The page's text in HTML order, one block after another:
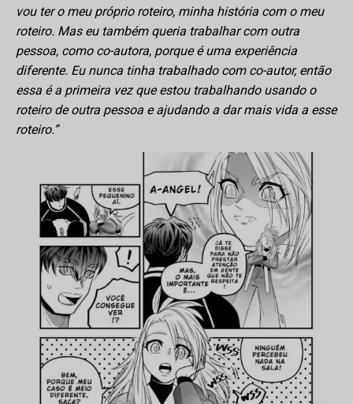
vou ter o meu próprio roteiro, minha história com o meu
roteiro. Mas eu também queria trabalhar com outra
pessoa, como co-autora, porque é uma experiência
diferente. Eu nunca tinha trabalhado com co-autor, então
essa é a primeira vez que estou trabalhando usando o
roteiro de outra pessoa e ajudando a dar mais vida a esse
roteiro.”